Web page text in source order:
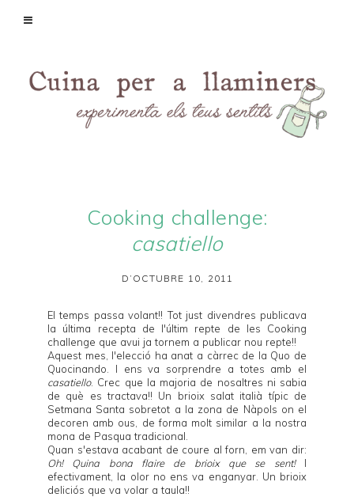
Cooking challenge:
casatiello
D’OCTUBRE 10, 2011
El temps passa volant!! Tot just divendres publicava
la última recepta de l'últim repte de les Cooking
challenge que avui ja tornem a publicar nou repte!!
Aquest mes, l'elecció ha anat a càrrec de la Quo de
Quocinando . I ens va sorprendre a totes amb el
casatiello. Crec que la majoria de nosaltres ni sabia
de què es tractava!! Un brioix salat italià típic de
Setmana Santa sobretot a la zona de Nàpols on el
decoren amb ous, de forma molt similar a la nostra
mona de Pasqua tradicional
Quan s'estava acabant de coure al forn, em van dir:
Oh! Quina bona flaire de brioix que se sent! I
efectivament, la olor no ens va enganyar. Un brioix
deliciós que va volar a taula!!